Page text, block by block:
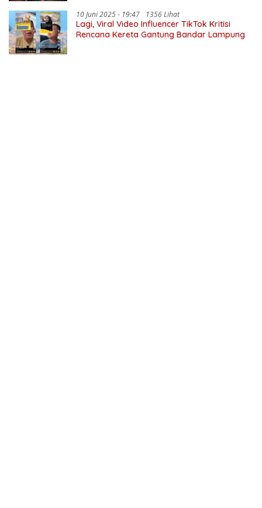
10 Juni 2025 - 19:47 1356 Lihat
Lagi, Viral Video Influencer TikTok Kritisi
Rencana Kereta Gantung Bandar Lampung